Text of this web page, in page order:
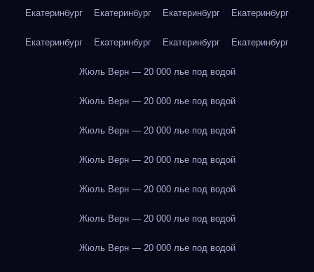
Екатеринбург Екатеринбург Екатеринбург Екатеринбург
Екатеринбург Екатеринбург Екатеринбург Екатеринбург
Жюль Верн — 20 000 лье под водой
Жюль Верн — 20 000 лье под водой
Жюль Верн — 20 000 лье под водой
Жюль Верн — 20 000 лье под водой
Жюль Верн — 20 000 лье под водой
Жюль Верн — 20 000 лье под водой
Жюль Верн — 20 000 лье под водой